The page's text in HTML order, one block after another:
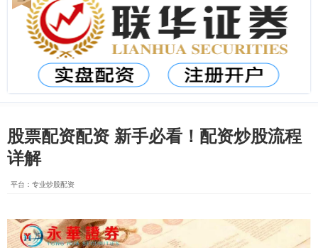
股票配资配资 新手必看！配资炒股流程
详解
平台：专业炒股配资